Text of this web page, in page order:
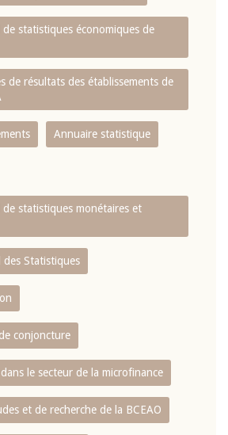
statistiques économiques de
de résultats des établissements de
Annuaire statistique
de statistiques monétaires et
des Statistiques
conjoncture
le secteur de la microfinance
et de recherche de la BCEAO